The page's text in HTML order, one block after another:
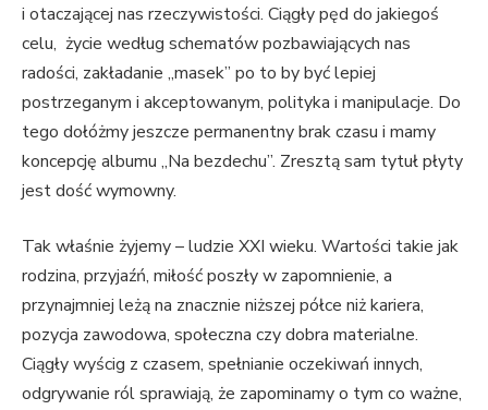
i otaczającej nas rzeczywistości. Ciągły pęd do jakiegoś
celu, życie według schematów pozbawiających nas
radości, zakładanie „masek” po to by być lepiej
postrzeganym i akceptowanym, polityka i manipulacje. Do
tego dołóżmy jeszcze permanentny brak czasu i mamy
koncepcję albumu „Na bezdechu”. Zresztą sam tytuł płyty
jest dość wymowny.
Tak właśnie żyjemy – ludzie XXI wieku. Wartości takie jak
rodzina, przyjaźń, miłość poszły w zapomnienie, a
przynajmniej leżą na znacznie niższej półce niż kariera,
pozycja zawodowa, społeczna czy dobra materialne.
Ciągły wyścig z czasem, spełnianie oczekiwań innych,
odgrywanie ról sprawiają, że zapominamy o tym co ważne,